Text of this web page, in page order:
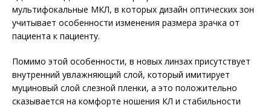
мультифокальные МКЛ, в которых дизайн оптических зон
учитывает особенности изменения размера зрачка от
пациента к пациенту.
Помимо этой особенности, в новых линзах присутствует
внутренний увлажняющий слой, который имитирует
муциновый слой слезной пленки, а это положительно
сказывается на комфорте ношения КЛ и стабильности